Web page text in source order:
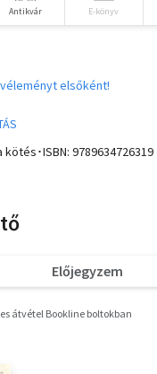
Antikvár E-könyv
elsőként!
kötés･ISBN: 9789634726319
Előjegyzem
átvétel Bookline boltokban